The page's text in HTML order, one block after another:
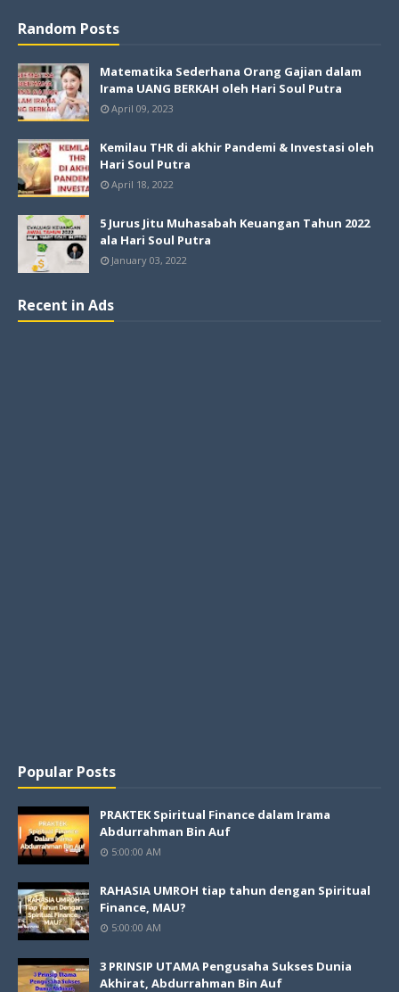
Random Posts
Matematika Sederhana Orang Gajian dalam
Irama UANG BERKAH oleh Hari Soul Putra
April 09, 2023
Kemilau THR di akhir Pandemi & Investasi oleh
Hari Soul Putra
April 18, 2022
5 Jurus Jitu Muhasabah Keuangan Tahun 2022
ala Hari Soul Putra
January 03, 2022
Recent in Ads
Popular Posts
PRAKTEK Spiritual Finance dalam Irama
Abdurrahman Bin Auf
5:00:00 AM
RAHASIA UMROH tiap tahun dengan Spiritual
Finance, MAU?
5:00:00 AM
3 PRINSIP UTAMA Pengusaha Sukses Dunia
Akhirat, Abdurrahman Bin Auf